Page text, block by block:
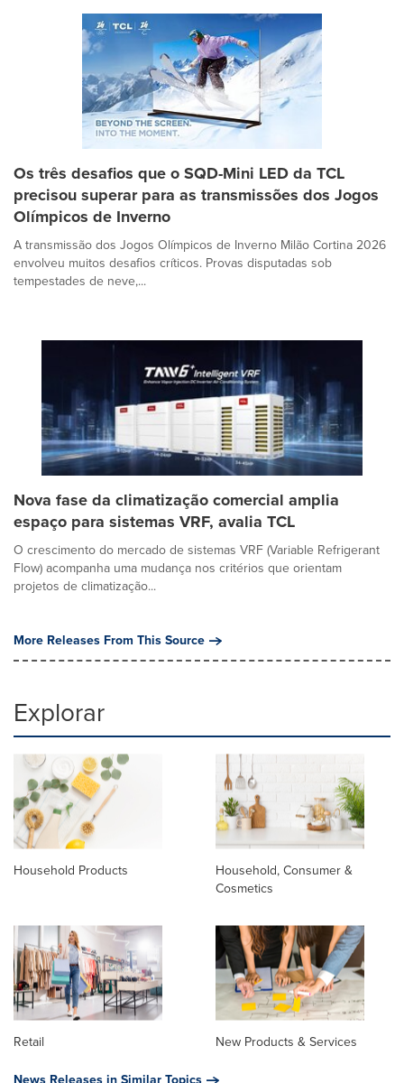
Os três desafios que o SQD-Mini LED da TCL
precisou superar para as transmissões dos Jogos
Olímpicos de Inverno
A transmissão dos Jogos Olímpicos de Inverno Milão Cortina 2026
envolveu muitos desafios críticos. Provas disputadas sob
tempestades de neve,...
Nova fase da climatização comercial amplia
espaço para sistemas VRF, avalia TCL
O crescimento do mercado de sistemas VRF (Variable Refrigerant
Flow) acompanha uma mudança nos critérios que orientam
projetos de climatização...
More Releases From This Source
Explorar
Household Products
Household, Consumer &
Cosmetics
Retail
New Products & Services